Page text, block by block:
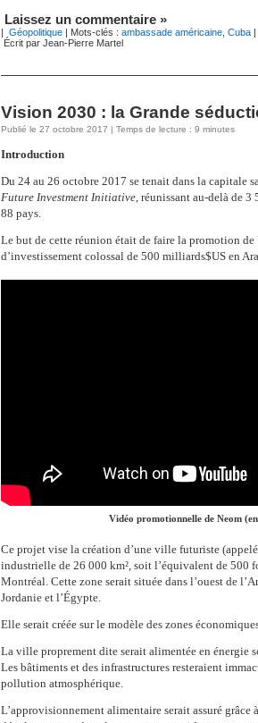
Laissez un commentaire »
Géopolitique | Mots-clés : ambassade américaine Cuba
Écrit par Jean-Pierre Martel
Vision 2030 : la Grande
Publié le 27 octobre 2017 | Temps de lecture : 9 minutes
Introduction
Du 24 au 26 octobre 2017 se tenait dans la capitale
Future Investment Initiative, réunissant au-delà de
88 pays.
Le but de cette réunion était de faire la promotion
d’investissement colossal de 500 milliards$US en
Vidéo promotionnelle de Neom
Ce projet vise la création d’une ville futuriste
industrielle de 26 000 km², soit l’équivalent de 500
Montréal. Cette zone serait située dans l’ouest de
Jordanie et l’Égypte.
Elle serait créée sur le modèle des zones
La ville proprement dite serait alimentée en énergie
Les bâtiments et des infrastructures resteraient
pollution atmosphérique.
L’approvisionnement alimentaire serait assuré grâce